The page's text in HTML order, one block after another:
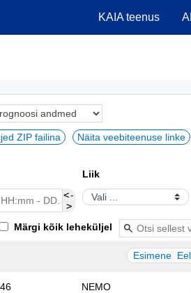
KAIA teenus
ZIP failina Näita veebiteenuse linke
Liik
<-
>
Vali ...
Märgi kõik leheküljel
Esimene
NEMO